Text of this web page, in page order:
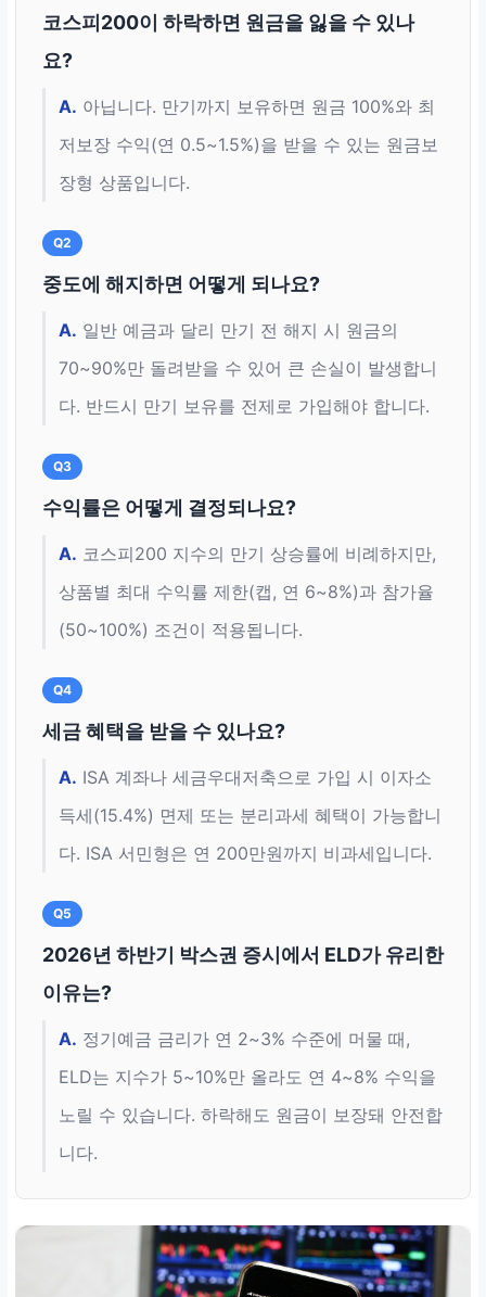
코스피200이 하락하면 원금을 잃을 수 있나
요?
A. 아닙니다. 만기까지 보유하면 원금 100%와 최
저보장 수익(연 0.5~1.5%)을 받을 수 있는 원금보
장형 상품입니다.
Q2
중도에 해지하면 어떻게 되나요?
A. 일반 예금과 달리 만기 전 해지 시 원금의
70~90%만 돌려받을 수 있어 큰 손실이 발생합니
다. 반드시 만기 보유를 전제로 가입해야 합니다.
Q3
수익률은 어떻게 결정되나요?
A. 코스피200 지수의 만기 상승률에 비례하지만,
상품별 최대 수익률 제한(캡, 연 6~8%)과 참가율
(50~100%) 조건이 적용됩니다.
Q4
세금 혜택을 받을 수 있나요?
A. ISA 계좌나 세금우대저축으로 가입 시 이자소
득세(15.4%) 면제 또는 분리과세 혜택이 가능합니
다. ISA 서민형은 연 200만원까지 비과세입니다.
Q5
2026년 하반기 박스권 증시에서 ELD가 유리한
이유는?
A. 정기예금 금리가 연 2~3% 수준에 머물 때,
ELD는 지수가 5~10%만 올라도 연 4~8% 수익을
노릴 수 있습니다. 하락해도 원금이 보장돼 안전합
니다.